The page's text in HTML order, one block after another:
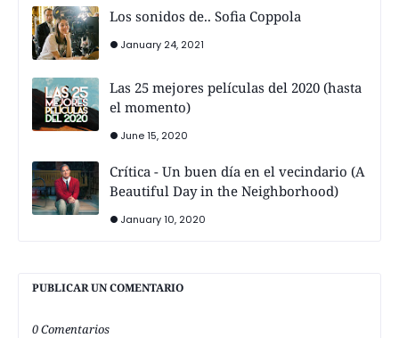
Los sonidos de.. Sofia Coppola
January 24, 2021
Las 25 mejores películas del 2020 (hasta
el momento)
June 15, 2020
Crítica - Un buen día en el vecindario (A
Beautiful Day in the Neighborhood)
January 10, 2020
PUBLICAR UN COMENTARIO
0 Comentarios